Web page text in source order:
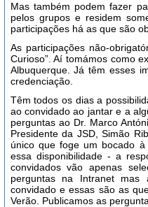
Mas também podem fazer
pelos grupos e residem
participações há as que são
As participações não-
Curioso”. Aí tomámos como
Albuquerque. Já têm esses
credenciação.
Têm todos os dias a
ao convidado ao jantar e a
perguntas ao Dr. Marco
Presidente da JSD, Simão
único que foge um bocado
essa disponibilidade - a
convidados vão apenas
perguntas na Intranet mas
convidado e essas são as
Verão. Publicamos as